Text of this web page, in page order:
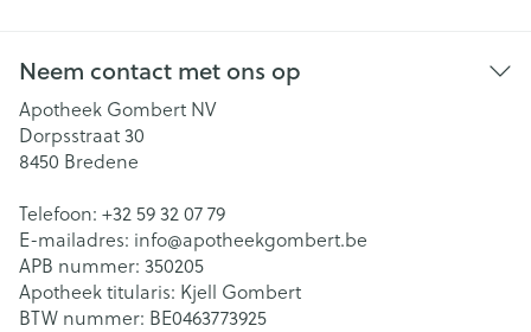
Neem contact met ons op
Apotheek Gombert NV
Dorpsstraat 30
8450 Bredene
Telefoon: +32 59 32 07 79
E-mailadres: info@apotheekgombert.be
APB nummer: 350205
Apotheek titularis: Kjell Gombert
BTW nummer: BE0463773925